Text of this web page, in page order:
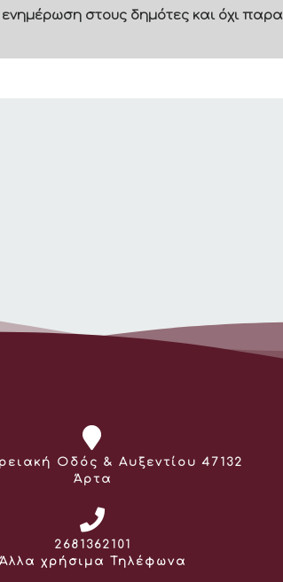
στους δημότες και όχι
Οδός & Αυξεντίου 47132
Άρτα
Τηλέφωνο:
2681362101
Άλλα χρήσιμα Τηλέφωνα